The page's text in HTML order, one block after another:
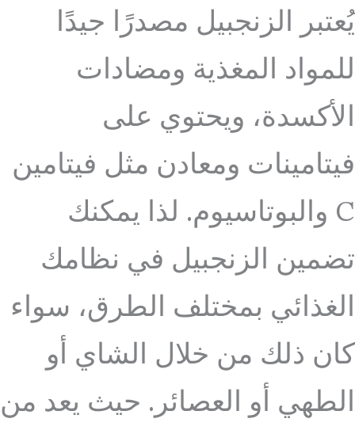
يُعتبر الزنجبيل مصدرًا جيدًا
للمواد المغذية ومضادات
الأكسدة، ويحتوي على
فيتامينات ومعادن مثل فيتامين
C والبوتاسيوم. لذا يمكنك
تضمين الزنجبيل في نظامك
الغذائي بمختلف الطرق، سواء
كان ذلك من خلال الشاي أو
الطهي أو العصائر. حيث يعد من